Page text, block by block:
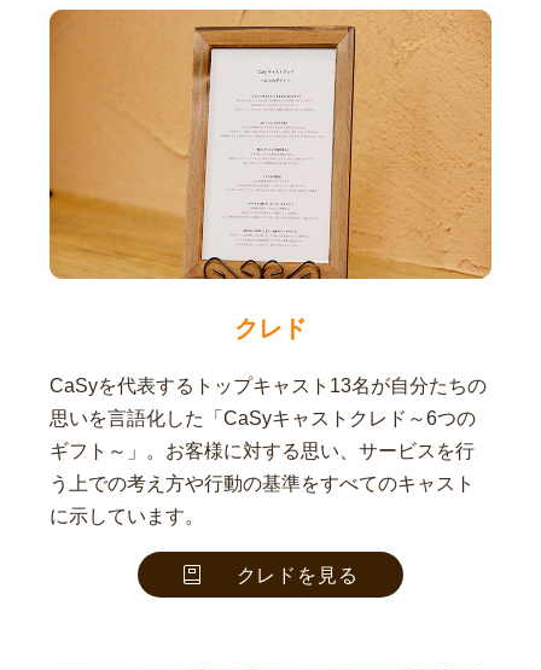
クレド
CaSyを代表するトップキャスト13名が自分たちの
思いを言語化した「CaSyキャストクレド～6つの
ギフト～」。お客様に対する思い、サービスを行
う上での考え方や行動の基準をすべてのキャスト
に示しています。
クレドを見る